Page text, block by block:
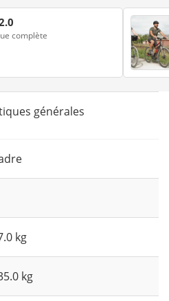
complète
générales
kg
kg